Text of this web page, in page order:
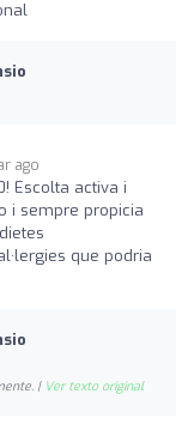
ago
Escolta activa i
i sempre propicia
que podria
| Ver texto original